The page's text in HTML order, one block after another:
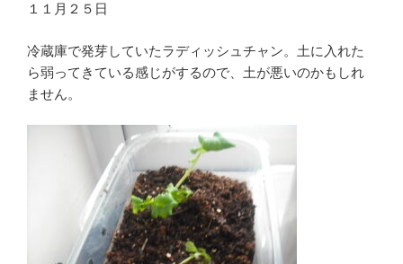
１１月２５日
冷蔵庫で発芽していたラディッシュチャン。土に入れた
ら弱ってきている感じがするので、土が悪いのかもしれ
ません。